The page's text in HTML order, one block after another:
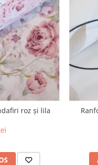
roz și lila